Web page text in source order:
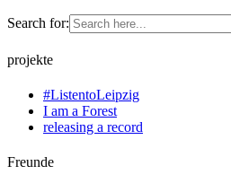
Search for:
projekte
#ListentoLeipzig
I am a Forest
releasing a record
Freunde